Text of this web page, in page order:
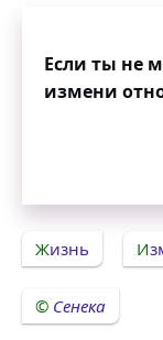
Если ты не
измени
Жизнь
Сенека